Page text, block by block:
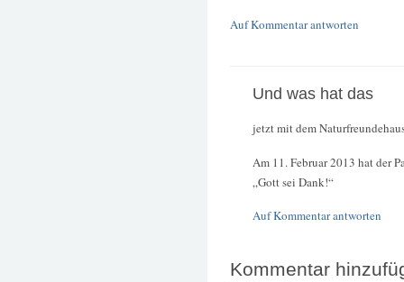
Auf Kommentar antworten
Und was hat das
jetzt mit dem
Am 11. Februar 2013 hat der
„Gott sei Dank!“
Auf Kommentar antworten
Kommentar